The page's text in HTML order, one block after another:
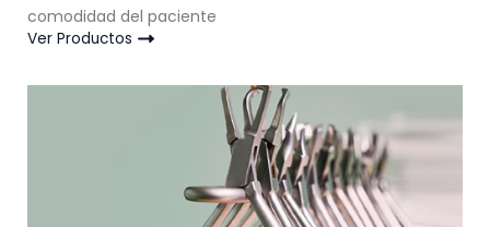
comodidad del paciente
Ver Productos